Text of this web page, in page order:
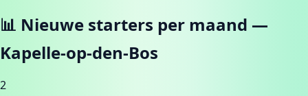
📊 Nieuwe starters per maand —
Kapelle-op-den-Bos
2